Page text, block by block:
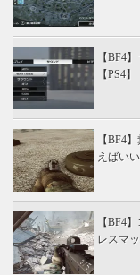
【BF4
【PS4】
【BF4
えばい
【BF4
レスマッ